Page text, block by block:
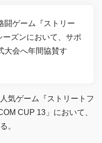
闘ゲーム『ストリー
ーズンにおいて、サポ
大会へ年間協賛す
気ゲーム『ストリートフ
CUP 13」において、
。